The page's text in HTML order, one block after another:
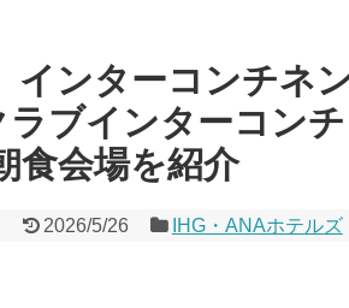
インターコンチネ
ブインターコンチ
食会場を紹介
2026/5/26 IHG・ANAホテルズ